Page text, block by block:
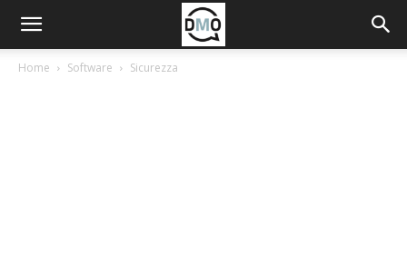
Home Software Sicurezza